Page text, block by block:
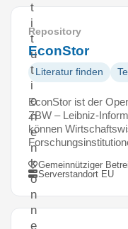
t
i
t
u
t
i
o
n
e
n
k
ö
n
n
e
Repository
EconStor
Literatur finden
EconStor ist der
ZBW – Leibniz-
können
Gemeinnütziger
Serverstandort EU